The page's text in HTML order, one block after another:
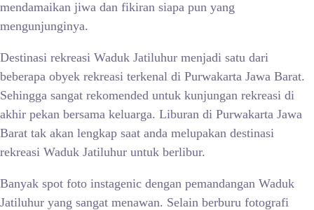
mendamaikan jiwa dan fikiran siapa pun yang
mengunjunginya.
Destinasi rekreasi Waduk Jatiluhur menjadi satu dari
beberapa obyek rekreasi terkenal di Purwakarta Jawa Barat.
Sehingga sangat rekomended untuk kunjungan rekreasi di
akhir pekan bersama keluarga. Liburan di Purwakarta Jawa
Barat tak akan lengkap saat anda melupakan destinasi
rekreasi Waduk Jatiluhur untuk berlibur.
Banyak spot foto instagenic dengan pemandangan Waduk
Jatiluhur yang sangat menawan. Selain berburu fotografi